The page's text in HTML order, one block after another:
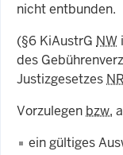
nicht entbunden.
(§6 KiAustrG NW
des
Justizgesetzes
Vorzulegenbzw.
ein gültiges